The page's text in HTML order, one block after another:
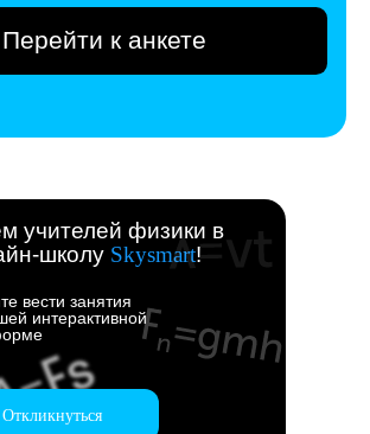
учителей физики в
школу Skysmart!
вести занятия
интерактивной
Откликнуться